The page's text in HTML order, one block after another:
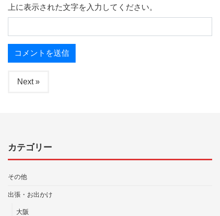
上に表示された文字を入力してください。
Next »
カテゴリー
その他
出張・お出かけ
大阪